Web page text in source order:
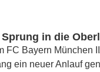
in die
FC Bayern München
ein neuer Anlauf